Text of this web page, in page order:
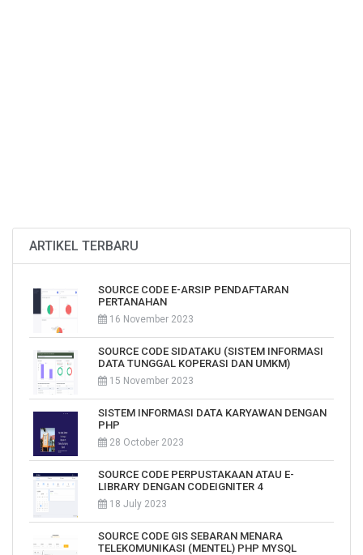
ARTIKEL TERBARU
SOURCE CODE E-ARSIP PENDAFTARAN
PERTANAHAN
16 November 2023
SOURCE CODE SIDATAKU (SISTEM INFORMASI
DATA TUNGGAL KOPERASI DAN UMKM)
15 November 2023
SISTEM INFORMASI DATA KARYAWAN DENGAN
PHP
28 October 2023
SOURCE CODE PERPUSTAKAAN ATAU E-
LIBRARY DENGAN CODEIGNITER 4
18 July 2023
SOURCE CODE GIS SEBARAN MENARA
TELEKOMUNIKASI (MENTEL) PHP MYSQL